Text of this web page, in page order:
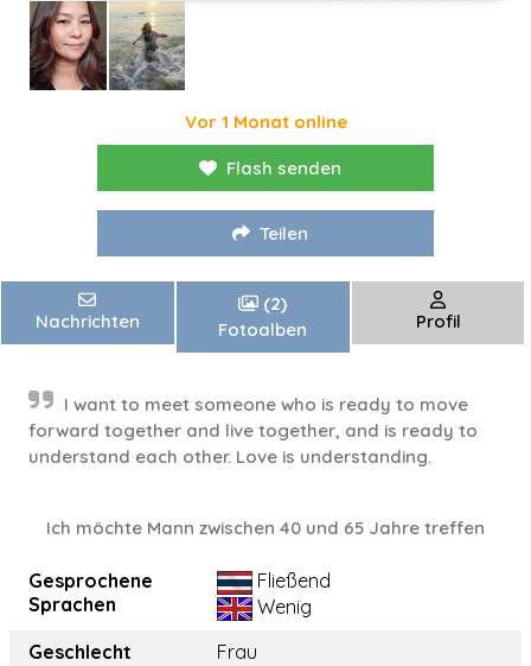
Vor 1 Monat online
Flash senden
Teilen
Nachrichten
(2)
Fotoalben
Profil
I want to meet someone who is ready to move
forward together and live together, and is ready to
understand each other. Love is understanding.
Ich möchte Mann zwischen 40 und 65 Jahre treffen
Gesprochene
Sprachen
Fließend
Wenig
Geschlecht
Frau